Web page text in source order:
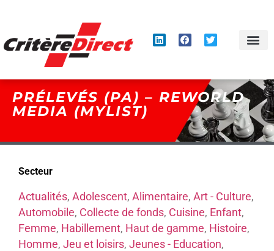
PRÉLEVÉS (PA) – REWORLD
MEDIA (MYLIST)
Secteur
Actualités, Adolescent, Alimentaire, Art - Culture,
Automobile, Collecte de fonds, Cuisine, Enfant,
Femme, Habillement, Haut de gamme, Histoire,
Homme, Jeu et loisirs, Jeunes - Education,